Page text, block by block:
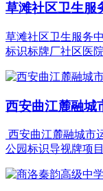
草滩社区卫生服
草滩社区卫生服务
标识标牌厂社区医
西安曲江麓融城
西安曲江麓融城市
公园标识导视牌项